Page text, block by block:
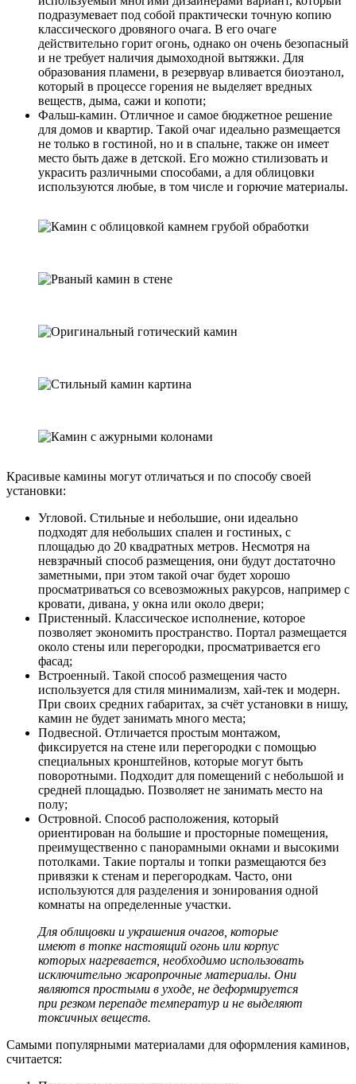
подразумевает под собой практически точную копию
классического дровяного очага. В его очаге
действительно горит огонь, однако он очень безопасный
и не требует наличия дымоходной вытяжки. Для
образования пламени, в резервуар вливается биоэтанол,
который в процессе горения не выделяет вредных
веществ, дыма, сажи и копоти;
Фальш-камин. Отличное и самое бюджетное решение
для домов и квартир. Такой очаг идеально размещается
не только в гостиной, но и в спальне, также он имеет
место быть даже в детской. Его можно стилизовать и
украсить различными способами, а для облицовки
используются любые, в том числе и горючие материалы.
Красивые камины могут отличаться и по способу своей
установки:
Угловой. Стильные и небольшие, они идеально
подходят для небольших спален и гостиных, с
площадью до 20 квадратных метров. Несмотря на
невзрачный способ размещения, они будут достаточно
заметными, при этом такой очаг будет хорошо
просматриваться со всевозможных ракурсов, например с
кровати, дивана, у окна или около двери;
Пристенный. Классическое исполнение, которое
позволяет экономить пространство. Портал размещается
около стены или перегородки, просматривается его
фасад;
Встроенный. Такой способ размещения часто
используется для стиля минимализм, хай-тек и модерн.
При своих средних габаритах, за счёт установки в нишу,
камин не будет занимать много места;
Подвесной. Отличается простым монтажом,
фиксируется на стене или перегородки с помощью
специальных кронштейнов, которые могут быть
поворотными. Подходит для помещений с небольшой и
средней площадью. Позволяет не занимать место на
полу;
Островной. Способ расположения, который
ориентирован на большие и просторные помещения,
преимущественно с панорамными окнами и высокими
потолками. Такие порталы и топки размещаются без
привязки к стенам и перегородкам. Часто, они
используются для разделения и зонирования одной
комнаты на определенные участки.
Для облицовки и украшения очагов, которые
имеют в топке настоящий огонь или корпус
которых нагревается, необходимо использовать
исключительно жаропрочные материалы. Они
являются простыми в уходе, не деформируется
при резком перепаде температур и не выделяют
токсичных веществ.
Самыми популярными материалами для оформления каминов,
считается: